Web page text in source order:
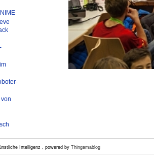
Intelligenz , powered by Thingamablog